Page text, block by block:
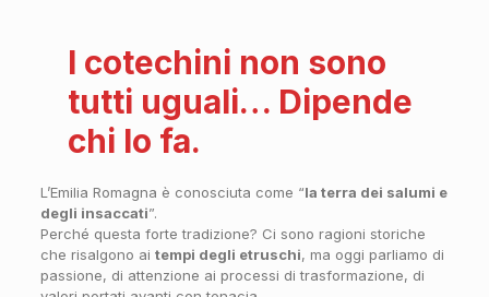
I cotechini non sono
tutti uguali… Dipende
chi lo fa.
L’Emilia Romagna è conosciuta come “la terra dei salumi e
degli insaccati”.
Perché questa forte tradizione? Ci sono ragioni storiche
che risalgono ai tempi degli etruschi, ma oggi parliamo di
passione, di attenzione ai processi di trasformazione, di